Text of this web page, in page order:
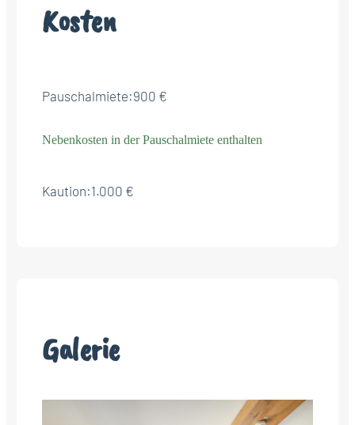
Kosten
Pauschalmiete:900 €
Nebenkosten in der Pauschalmiete enthalten
Kaution:1.000 €
Galerie